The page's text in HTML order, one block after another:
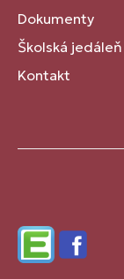
Dokumenty
Školská jedáleň
Kontakt
EdupageFacebook